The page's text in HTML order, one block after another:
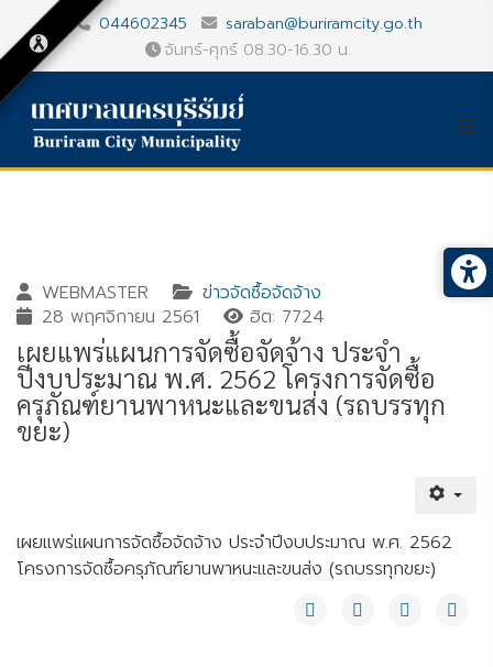
044602345
saraban@buriramcity.go.th
จันทร์-ศุกร์ 08.30-16.30 น.
WEBMASTER
ข่าวจัดซื้อจัดจ้าง
28 พฤศจิกายน 2561
ฮิต: 7724
เผยแพร่แผนการจัดซื้อจัดจ้าง ประจำ
ปีงบประมาณ พ.ศ. 2562 โครงการจัดซื้อ
ครุภัณฑ์ยานพาหนะและขนส่ง (รถบรรทุก
ขยะ)
เผยแพร่แผนการจัดซื้อจัดจ้าง ประจำปีงบประมาณ พ.ศ. 2562
โครงการจัดซื้อครุภัณฑ์ยานพาหนะและขนส่ง (รถบรรทุกขยะ)